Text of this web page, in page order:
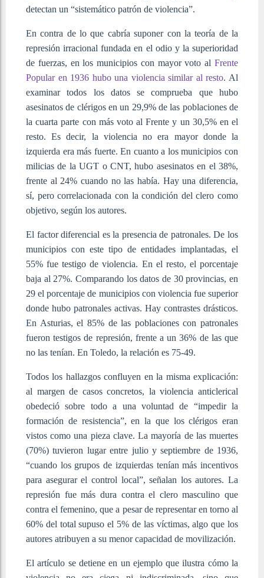
detectan un “sistemático patrón de violencia”.
En contra de lo que cabría suponer con la teoría de la
represión irracional fundada en el odio y la superioridad
de fuerzas, en los municipios con mayor voto al Frente
Popular en 1936 hubo una violencia similar al resto. Al
examinar todos los datos se comprueba que hubo
asesinatos de clérigos en un 29,9% de las poblaciones de
la cuarta parte con más voto al Frente y un 30,5% en el
resto. Es decir, la violencia no era mayor donde la
izquierda era más fuerte. En cuanto a los municipios con
milicias de la UGT o CNT, hubo asesinatos en el 38%,
frente al 24% cuando no las había. Hay una diferencia,
sí, pero correlacionada con la condición del clero como
objetivo, según los autores.
El factor diferencial es la presencia de patronales. De los
municipios con este tipo de entidades implantadas, el
55% fue testigo de violencia. En el resto, el porcentaje
baja al 27%. Comparando los datos de 30 provincias, en
29 el porcentaje de municipios con violencia fue superior
donde hubo patronales activas. Hay contrastes drásticos.
En Asturias, el 85% de las poblaciones con patronales
fueron testigos de represión, frente a un 36% de las que
no las tenían. En Toledo, la relación es 75-49.
Todos los hallazgos confluyen en la misma explicación:
al margen de casos concretos, la violencia anticlerical
obedeció sobre todo a una voluntad de “impedir la
formación de resistencia”, en la que los clérigos eran
vistos como una pieza clave. La mayoría de las muertes
(70%) tuvieron lugar entre julio y septiembre de 1936,
“cuando los grupos de izquierdas tenían más incentivos
para asegurar el control local”, señalan los autores. La
represión fue más dura contra el clero masculino que
contra el femenino, que a pesar de representar en torno al
60% del total supuso el 5% de las víctimas, algo que los
autores atribuyen a su menor capacidad de movilización.
El artículo se detiene en un ejemplo que ilustra cómo la